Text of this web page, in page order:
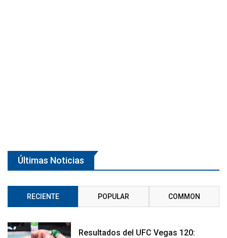
Últimas Noticias
RECIENTE POPULAR COMMON
Resultados del UFC Vegas 120: